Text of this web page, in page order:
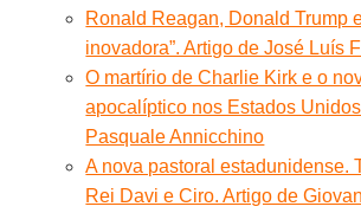
Ronald Reagan, Donald Trump
inovadora”. Artigo de José Luís
O martírio de Charlie Kirk e o
apocalíptico nos Estados
Pasquale Annicchino
A nova pastoral estadunidense.
Rei Davi e Ciro. Artigo de